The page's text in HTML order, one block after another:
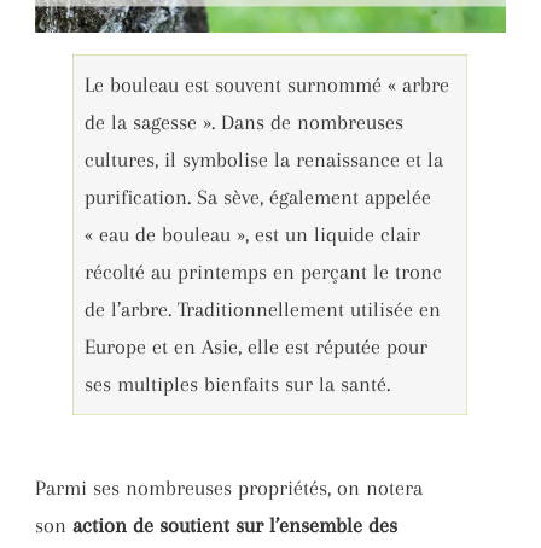
Le bouleau est souvent surnommé « arbre
de la sagesse ». Dans de nombreuses
cultures, il symbolise la renaissance et la
purification. Sa sève, également appelée
« eau de bouleau », est un liquide clair
récolté au printemps en perçant le tronc
de l’arbre. Traditionnellement utilisée en
Europe et en Asie, elle est réputée pour
ses multiples bienfaits sur la santé.
Parmi ses nombreuses propriétés, on notera
son action de soutient sur l’ensemble des